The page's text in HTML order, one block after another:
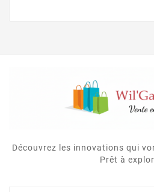
Découvrez les innovations qui
Prêt à